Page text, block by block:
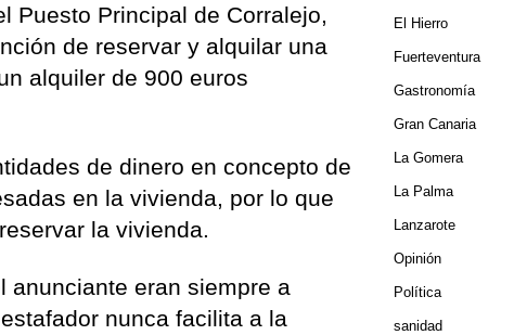
Puesto Principal de Corralejo,
de reservar y alquilar una
alquiler de 900 euros
de dinero en concepto de
en la vivienda, por lo que
la vivienda.
anunciante eran siempre a
nunca facilita a la
El Hierro
Fuerteventura
Gastronomía
Gran Canaria
La Gomera
La Palma
Lanzarote
Opinión
Política
sanidad